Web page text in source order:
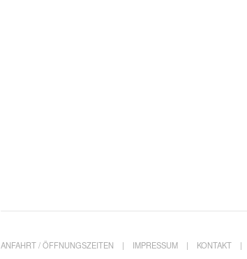
ANFAHRT / ÖFFNUNGSZEITEN IMPRESSUM KONTAKT